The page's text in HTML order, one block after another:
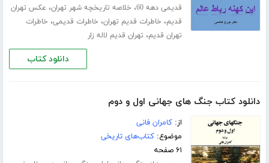
قدیمی دهه 60
، خلاصه تاریخچه شهر تهران، عکس تهران
قدیم، خاطرات قدیم تهران، خاطرات قدیمی، خاطرات
تهران قدیم، تهران قدیم لاله زار
دانلود کتاب
دانلود کتاب جنگ های جهانی اول و دوم
از:کامران فانی
موضوع:کتاب‌های تاریخی
۶۱ صفحه